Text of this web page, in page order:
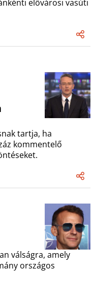
elővárosi vasúti
tartja, ha
kommentelő
válságra, amely
országos